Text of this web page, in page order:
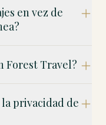
en vez de
Forest Travel?
privacidad de